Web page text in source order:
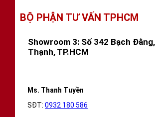
BỘ PHẬN TƯ VẤN TPHCM
Showroom 3: Số 342 Bạch
Thạnh, TP.HCM
Ms. Thanh Tuyền
SĐT: 0932 180 586